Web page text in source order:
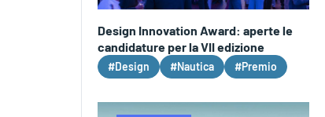
Design Innovation Award: aperte le
candidature per la VII edizione
#Design #Nautica #Premio